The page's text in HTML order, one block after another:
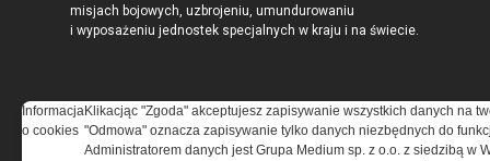
misjach bojowych, uzbrojeniu, umundurowaniu
i wyposażeniu jednostek specjalnych w kraju i na świecie.
REGULAMIN
Informacja
o cookies
Klikacjąc "Zgoda" akceptujesz zapisywanie wszystkich danych na
"Odmowa" oznacza zapisywanie tylko danych niezbędnych do
Administratorem danych jest Grupa Medium sp. z o.o. z siedzibą w